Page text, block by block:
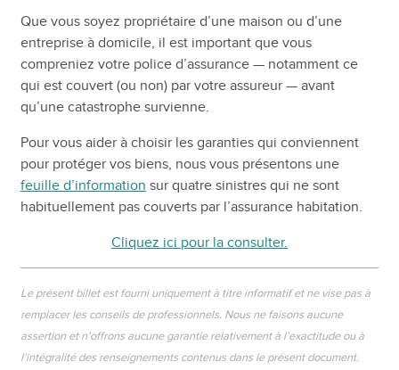
Que vous soyez propriétaire d’une maison ou d’une
entreprise à domicile, il est important que vous
compreniez votre police d’assurance — notamment ce
qui est couvert (ou non) par votre assureur — avant
qu’une catastrophe survienne.
Pour vous aider à choisir les garanties qui conviennent
pour protéger vos biens, nous vous présentons une
feuille d’information sur quatre sinistres qui ne sont
habituellement pas couverts par l’assurance habitation.
Cliquez ici pour la consulter.
Le présent billet est fourni uniquement à titre informatif et ne vise pas à
remplacer les conseils de professionnels. Nous ne faisons aucune
assertion et n’offrons aucune garantie relativement à l’exactitude ou à
l’intégralité des renseignements contenus dans le présent document.